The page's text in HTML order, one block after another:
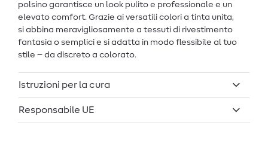
polsino garantisce un look pulito e professionale e un
elevato comfort. Grazie ai versatili colori a tinta unita,
si abbina meravigliosamente a tessuti di rivestimento
fantasia o semplici e si adatta in modo flessibile al tuo
stile – da discreto a colorato.
Istruzioni per la cura
Responsabile UE